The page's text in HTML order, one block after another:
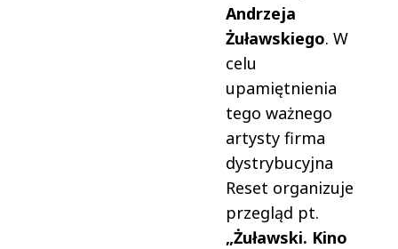
Andrzeja
Żuławskiego. W
celu
upamiętnienia
tego ważnego
artysty firma
dystrybucyjna
Reset organizuje
przegląd pt.
„Żuławski. Kino